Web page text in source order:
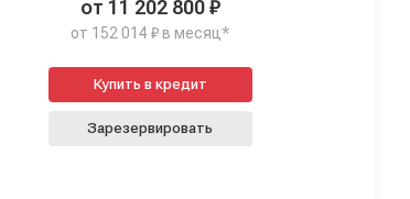
от 11 202 800 ₽
от 152 014 ₽ в месяц*
Купить в кредит
Зарезервировать